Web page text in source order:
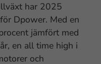
har 2025
Dpower. Med en
jämfört med
en all time high i
och